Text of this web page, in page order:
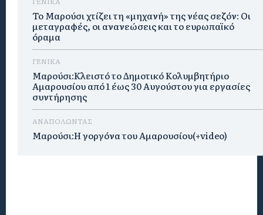
Το Μαρούσι χτίζει τη «μηχανή» της νέας σεζόν: Οι
μεταγραφές, οι ανανεώσεις και το ευρωπαϊκό
όραμα
ΓΕΝΙΚΑ
Μαρούσι:Κλειστό το Δημοτικό Κολυμβητήριο
Αμαρουσίου από 1 έως 30 Αυγούστου για εργασίες
συντήρησης
ΑΝΑΠΟΛΩΝΤΑΣ
Μαρούσι:H γοργόνα του Αμαρουσίου(+video)